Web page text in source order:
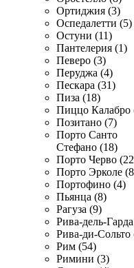
Ортиджия (3)
Оспедалетти (5)
Остуни (11)
Пантелерия (1)
Певеро (3)
Перуджа (4)
Пескара (31)
Пиза (18)
Пиццо Калабро
Позитано (7)
Порто Санто
Стефано (18)
Порто Черво
Порто Эрколе
Портофино (4)
Пьянца (8)
Рагуза (9)
Рива-дель-
Рива-ди-Сольто
Рим (54)
Римини (3)